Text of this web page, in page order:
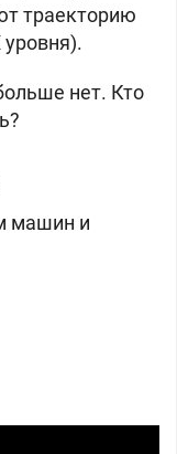
траекторию
нет. Кто
машин и